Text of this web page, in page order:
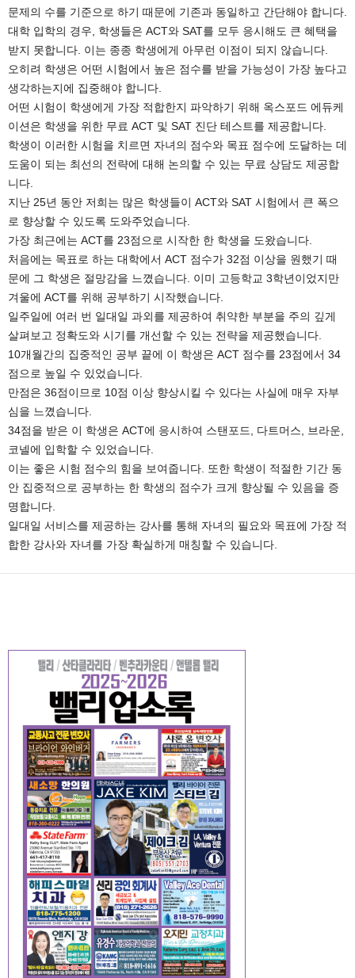
문제의 수를 기준으로 하기 때문에 기존과 동일하고 간단해야 합니다.
대학 입학의 경우, 학생들은 ACT와 SAT를 모두 응시해도 큰 혜택을
받지 못합니다. 이는 종종 학생에게 아무런 이점이 되지 않습니다.
오히려 학생은 어떤 시험에서 높은 점수를 받을 가능성이 가장 높다고
생각하는지에 집중해야 합니다.
어떤 시험이 학생에게 가장 적합한지 파악하기 위해 옥스포드 에듀케
이션은 학생을 위한 무료 ACT 및 SAT 진단 테스트를 제공합니다.
학생이 이러한 시험을 치르면 자녀의 점수와 목표 점수에 도달하는 데
도움이 되는 최선의 전략에 대해 논의할 수 있는 무료 상담도 제공합
니다.
지난 25년 동안 저희는 많은 학생들이 ACT와 SAT 시험에서 큰 폭으
로 향상할 수 있도록 도와주었습니다.
가장 최근에는 ACT를 23점으로 시작한 한 학생을 도왔습니다.
처음에는 목표로 하는 대학에서 ACT 점수가 32점 이상을 원했기 때
문에 그 학생은 절망감을 느꼈습니다. 이미 고등학교 3학년이었지만
겨울에 ACT를 위해 공부하기 시작했습니다.
일주일에 여러 번 일대일 과외를 제공하여 취약한 부분을 주의 깊게
살펴보고 정확도와 시기를 개선할 수 있는 전략을 제공했습니다.
10개월간의 집중적인 공부 끝에 이 학생은 ACT 점수를 23점에서 34
점으로 높일 수 있었습니다.
만점은 36점이므로 10점 이상 향상시킬 수 있다는 사실에 매우 자부
심을 느꼈습니다.
34점을 받은 이 학생은 ACT에 응시하여 스탠포드, 다트머스, 브라운,
코넬에 입학할 수 있었습니다.
이는 좋은 시험 점수의 힘을 보여줍니다. 또한 학생이 적절한 기간 동
안 집중적으로 공부하는 한 학생의 점수가 크게 향상될 수 있음을 증
명합니다.
일대일 서비스를 제공하는 강사를 통해 자녀의 필요와 목표에 가장 적
합한 강사와 자녀를 가장 확실하게 매칭할 수 있습니다.